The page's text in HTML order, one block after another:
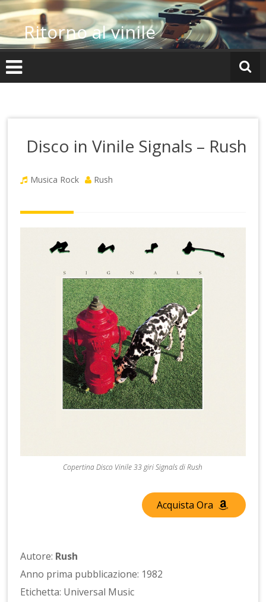
Vai
al
contenutoRitorno al vinile
Disco in Vinile Signals – Rush
Musica Rock Rush
Copertina Disco Vinile 33 giri Signals di Rush
Acquista Ora
Autore: Rush
Anno prima pubblicazione: 1982
Etichetta: Universal Music